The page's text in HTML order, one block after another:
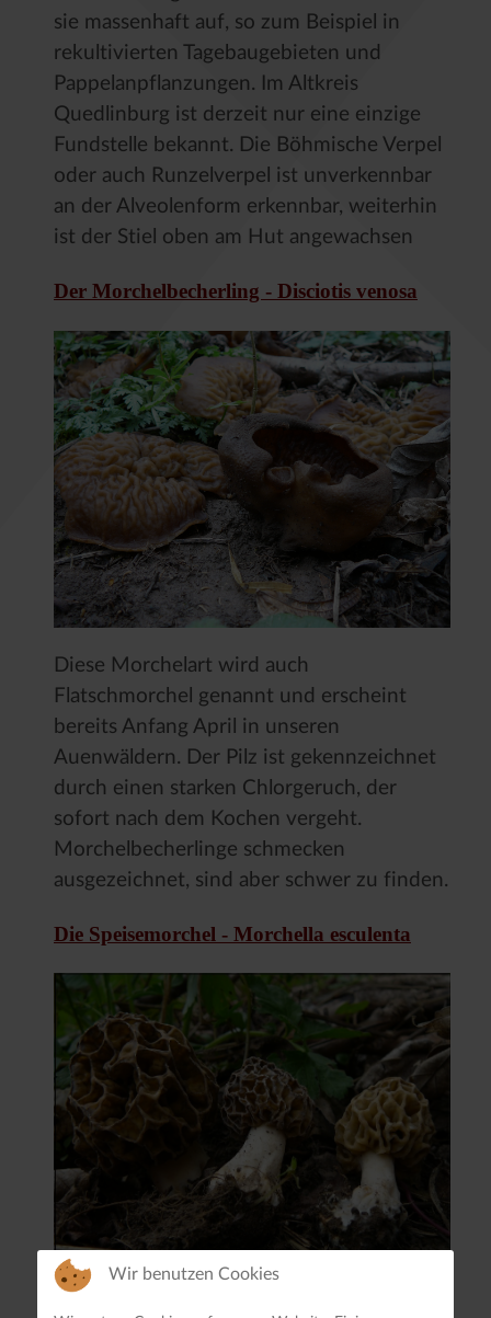
sie massenhaft auf, so zum Beispiel in
rekultivierten Tagebaugebieten und
Pappelanpflanzungen. Im Altkreis
Quedlinburg ist derzeit nur eine einzige
Fundstelle bekannt. Die Böhmische Verpel
oder auch Runzelverpel ist unverkennbar
an der Alveolenform erkennbar, weiterhin
ist der Stiel oben am Hut angewachsen
Der Morchelbecherling - Disciotis venosa
Diese Morchelart wird auch
Flatschmorchel genannt und erscheint
bereits Anfang April in unseren
Auenwäldern. Der Pilz ist gekennzeichnet
durch einen starken Chlorgeruch, der
sofort nach dem Kochen vergeht.
Morchelbecherlinge schmecken
ausgezeichnet, sind aber schwer zu finden.
Die Speisemorchel - Morchella esculenta
Wir benutzen Cookies